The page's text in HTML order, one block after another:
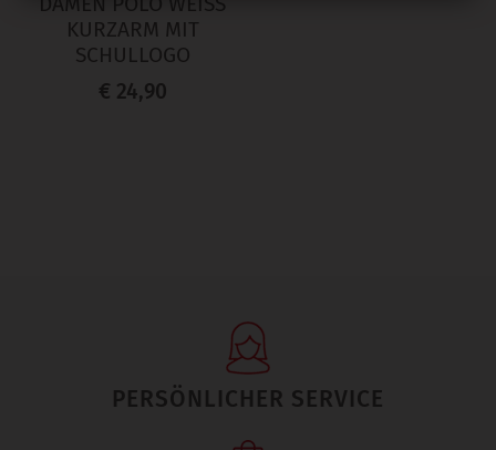
URZARM MIT S
CHULLOGO
€ 24,90
PERSÖNLICHER SERVICE